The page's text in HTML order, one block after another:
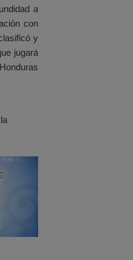
a
con
y
jugará